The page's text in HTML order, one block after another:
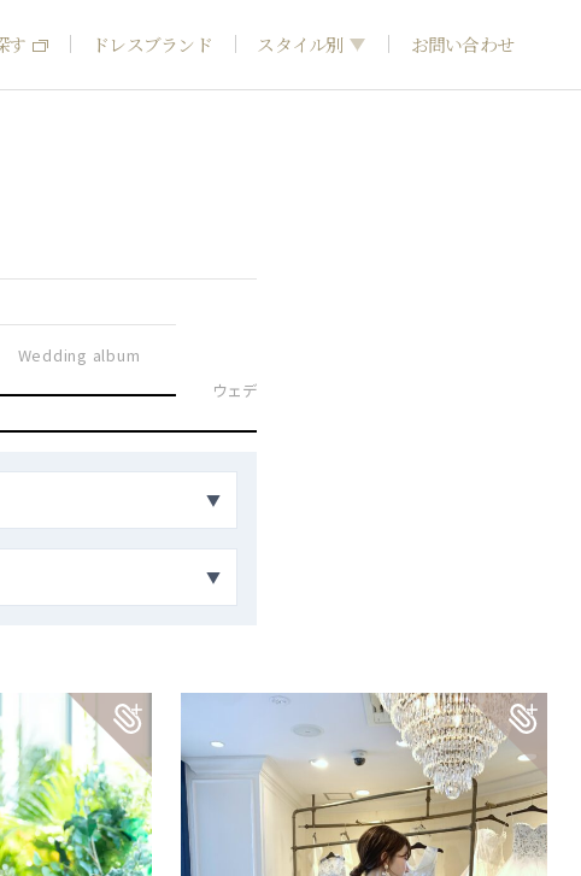
す ドレスブランド スタイル別 お問い合わせ
Wedding album
ウェディングドレス